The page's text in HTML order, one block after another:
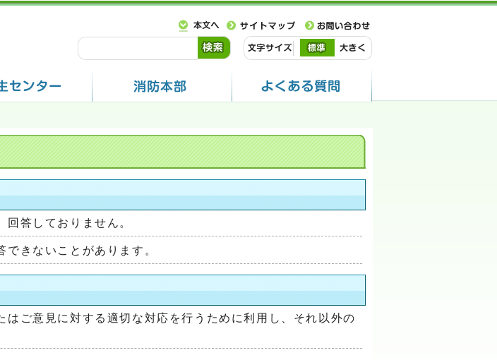
答しておりません。
きないことがあります。
ご意見に対する適切な対応を行うために利用し、それ以外の